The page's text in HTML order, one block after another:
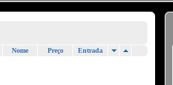
Nome Preço Entrada